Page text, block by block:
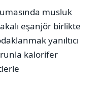
musluk
eşanjör birlikte
yanıltıcı
kalorifer